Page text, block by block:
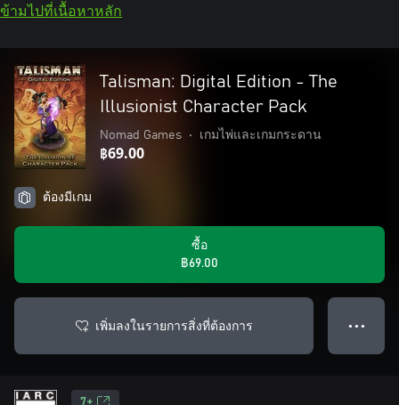
ข้ามไปที่เนื้อหาหลัก
Talisman: Digital Edition - The
Illusionist Character Pack
Nomad Games • เกมไพ่และเกมกระดาน
฿69.00
ต้องมีเกม
ซื้อ
฿69.00
เพิ่มลงในรายการสิ่งที่ต้องการ ● ● ●
7+